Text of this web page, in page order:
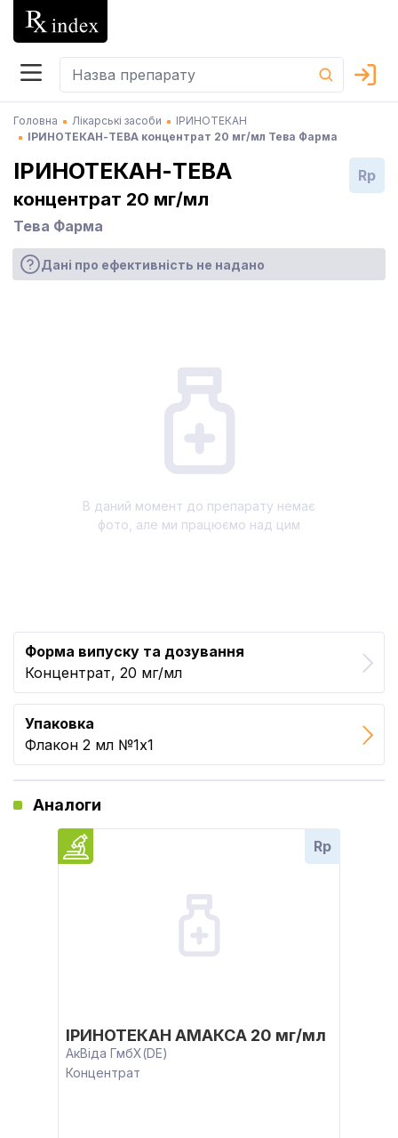
Головна Лікарські засоби
ІРИНОТЕКАН
ІРИНОТЕКАН-ТЕВА концентрат 20 мг/мл Тева Фарма
ІРИНОТЕКАН-ТЕВА
концентрат 20 мг/мл
Тева Фарма
Rp
Дані про ефективність не надано
В даний момент до препарату немає
фото, але ми працюємо над цим
Форма випуску та дозування
Концентрат, 20 мг/мл
Упаковка
Флакон 2 мл №1x1
Аналоги
Rp
ІРИНОТЕКАН АМАКСА 20 мг/мл
АкВіда ГмбХ(DE)
Концентрат